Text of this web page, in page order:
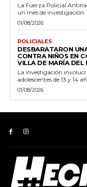
La Fuerza Policial
un mes de
01/08/2026
POLICIALES
DESBARATARON
CONTRA NIÑOS EN
VILLA DE MARÍA DEL
La investigación
adolescentes de 13 y 14
01/08/2026